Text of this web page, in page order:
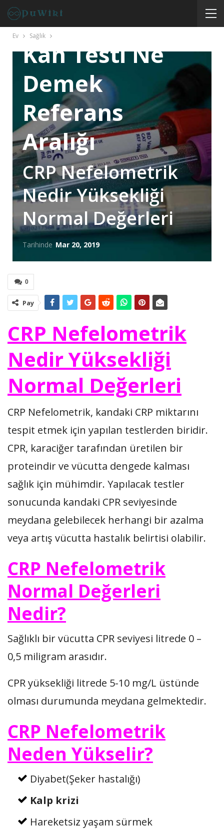
Ev Sağlık
Nefelometrik
Kan Testi Ne
Demek
Referans
Aralığı
CRP Nefelometrik
Nedir Yüksekliği
Normal Değerleri
Tarihinde Mar 20, 2019
0
Pay
CRP Nefelometrik
Nedir Yüksekliği
Normal Değerleri
CRP Nefelometrik, kandaki CRP miktarını
tespit etmek için yapılan testlerden biridir.
CPR, karaciğer tarafından üretilen bir
proteindir ve vücutta dengede kalması
sağlık için mühimdir. Yapılacak testler
sonucunda kandaki CPR seviyesinde
meydana gelebilecek herhangi bir azalma
veya artış vücutta hastalık belirtisi olabilir.
CRP Nefelometrik
Normal Değerleri
Nedir?
Sağlıklı bir vücutta CPR seviyesi litrede 0 –
0,5 miligram arasıdır.
CPR yüksekliği litrede 5-10 mg/L üstünde
olması durumunda meydana gelmektedir.
CRP Nefelometrik
Neden Yükselir?
Diyabet(Şeker hastalığı)
Kalp krizi
Hareketsiz yaşam sürmek